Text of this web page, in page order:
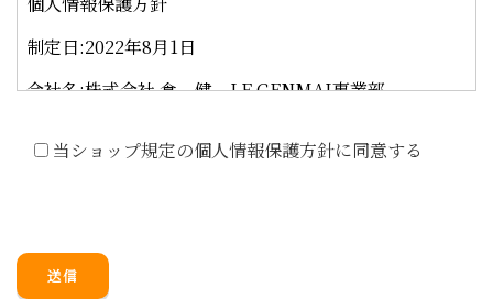
当ショップ規定の個人情報保護方針に同意する